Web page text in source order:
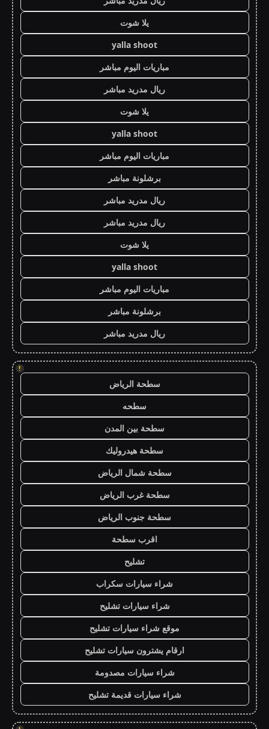
يلا شوت
yalla shoot
مباريات اليوم مباشر
ريال مدريد مباشر
يلا شوت
yalla shoot
مباريات اليوم مباشر
برشلونة مباشر
ريال مدريد مباشر
ريال مدريد مباشر
يلا شوت
yalla shoot
مباريات اليوم مباشر
برشلونة مباشر
ريال مدريد مباشر
!
سطحة الرياض
سطحه
سطحة بين المدن
سطحة هيدروليك
سطحة شمال الرياض
سطحة غرب الرياض
سطحة جنوب الرياض
اقرب سطحة
تشليح
شراء سيارات سكراب
شراء سيارات تشليح
موقع شراء سيارات تشليح
ارقام يشترون سيارات تشليح
شراء سيارات مصدومة
شراء سيارات قديمة تشليح